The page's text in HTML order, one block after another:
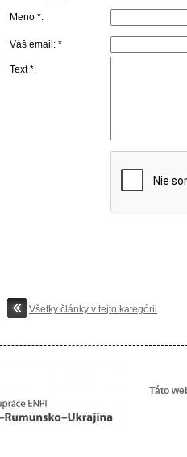
Meno *:
Váš email: *
Text *:
Všetky články v tejto kategórii
Táto